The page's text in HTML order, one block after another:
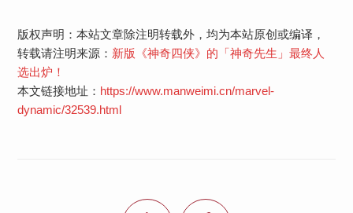
版权声明：本站文章除注明转载外，均为本站原创或编译，
转载请注明来源： 新版《神奇四侠》的「神奇先生」最终人
选出炉！
本文链接地址： https://www.manweimi.cn/marvel-
dynamic/32539.html